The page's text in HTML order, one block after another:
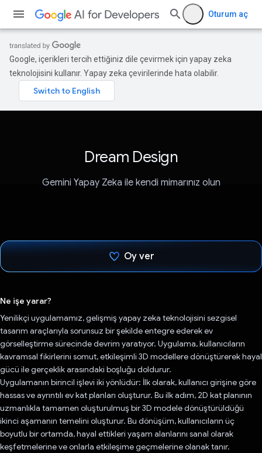
Oturum aç
Google, içerikleri tercih ettiğiniz dile çevirmek için yapay zeka
teknolojisini kullanır. Yapay zeka çevirilerinde hata olabilir.
Dream Design
Gemini Yapay Zeka ile kendi mimarınız olun
Oy ver
Ne işe yarar?
Yenilikçi uygulamamız, gelişmiş yapay zeka teknolojisini sezgisel
tasarım araçlarıyla sorunsuz bir şekilde entegre ederek ev
görselleştirme sürecinde devrim yaratıyor. Uygulama, kullanıcıların
kavramsal fikirlerini somut, etkileşimli 3D modellere dönüştürerek hayal
gücü ile gerçeklik arasındaki boşluğu doldurur.
Uygulamanın birincil işlevi iki yönlüdür: İlk olarak, kullanıcı girişine göre
hassas ve ayrıntılı ev kat planları oluşturur. Bu ilk adım, 2D kat planının
uzmanlıkla tamamen oluşturulmuş bir 3D modele dönüştürüldüğü
ikinci aşamanın temelini oluşturur. Bu dönüşüm, kullanıcıların üç
boyutlu bir ortamda, hayal ettikleri yaşam alanlarını sanal olarak
keşfetmelerine ve onlarla etkileşime geçmelerine olanak tanır.